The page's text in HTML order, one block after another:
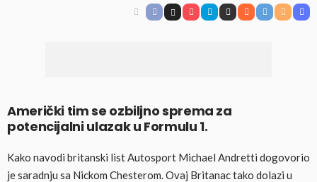
Američki tim se ozbiljno sprema za
potencijalni ulazak u Formulu 1.
Kako navodi britanski list Autosport Michael Andretti dogovorio
je saradnju sa Nickom Chesterom. Ovaj Britanac tako dolazi u